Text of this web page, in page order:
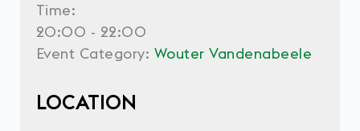
Time:
20:00 - 22:00
Event Category: Wouter Vandenabeele
LOCATION